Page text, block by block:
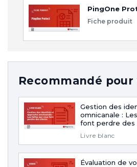
PingOne
Fiche produit
Recommandé pour
Gestion des
omnicanale :
font perdre des
Livre blanc
Évaluation de